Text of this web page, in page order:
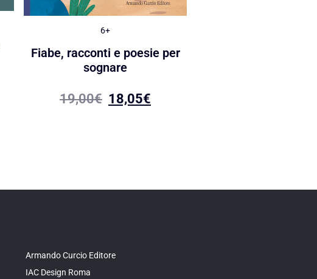
6+
Fiabe, racconti e poesie per
sognare
19,00€ 18,05€
Armando Curcio Editore
IAC Design Roma